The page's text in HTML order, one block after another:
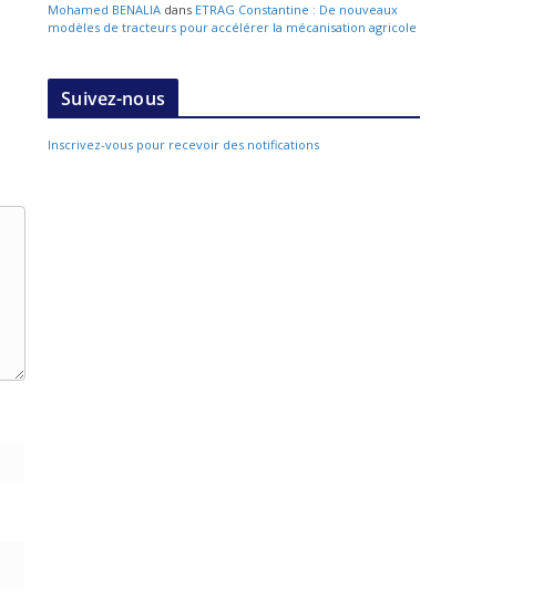
Mohamed BENALIA dans ETRAG Constantine : De nouveaux
modèles de tracteurs pour accélérer la mécanisation agricole
Suivez-nous
Inscrivez-vous pour recevoir des notifications